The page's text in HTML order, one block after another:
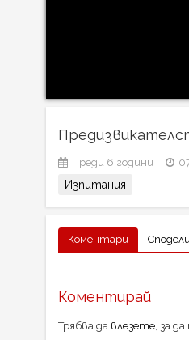
Преди 6 години
Изпитания
Коментари
Коментирай
Трябва да влезете, за